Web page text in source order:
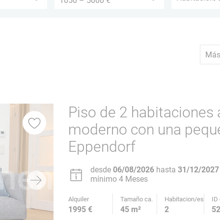
Piso de 2
moderno con una
Eppendorf
desde 06/08/2026 hasta 31/12/2027
mínimo 4 Meses
Alquiler Tamaño ca. Habitacion/es ID
1995 € 45 m² 2